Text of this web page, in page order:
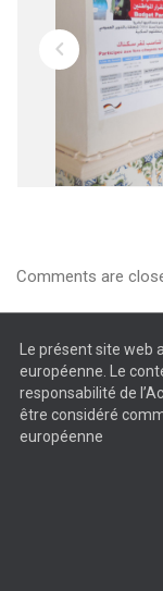
Comments are
Le présent site web
européenne. Le
responsabilité de
être considéré
européenne